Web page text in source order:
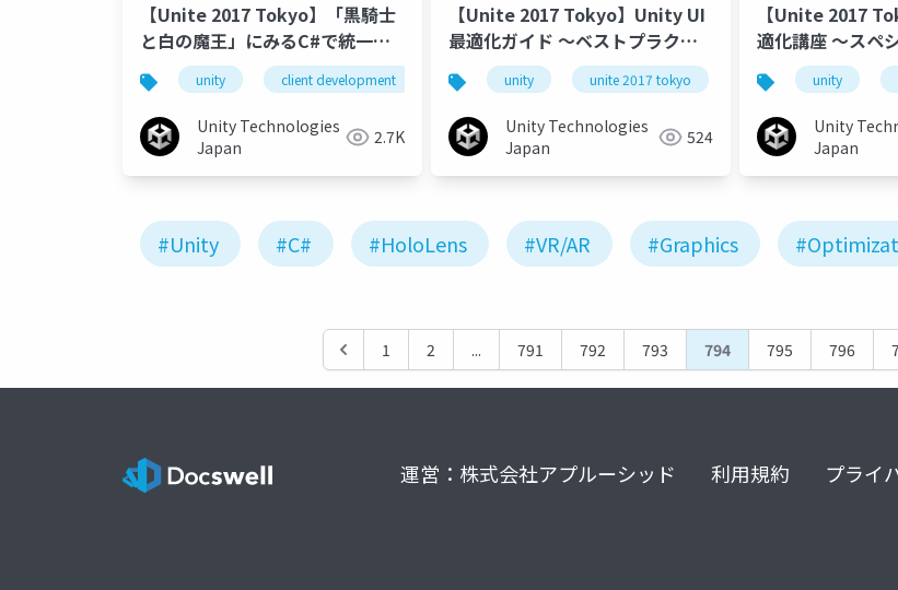
【Unite 2017 Tokyo】「黒騎士
と白の魔王」にみるC#で統一し
たサーバー/クライアント開発と
現実的なUniRx使いこなし術
unity client development unirx unite 2017 tokyo c大統一理論 server
Unity Technologies
Japan
2.7K
【Unite 2017 Tokyo】Unity UI
最適化ガイド 〜ベストプラクテ
ィスと新機能
unity unite 2017 tokyo
Unity Technologies
Japan
524
【Unite 2017
適化講座 ～スペ
えるメモリと
小化テクニック～
unity
Unity
Japan
#Unity #C# #HoloLens #VR/AR #Graphics
1 2 ... 791 792 793 794 795 796
運営：株式会社アプルーシッド 利用規約 プライ